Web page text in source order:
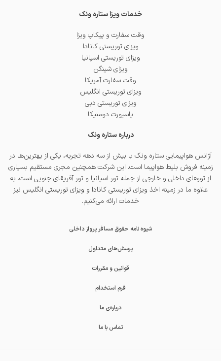
خدمات ویزا ستاره ونک
وقت سفارت و پیکاپ ویزا
ویزای توریستی کانادا
ویزای توریستی اسپانیا
ویزای شینگن
وقت سفارت آمریکا
ویزای توریستی انگلیس
ویزای توریستی دبی
پاسپورت دومنیکا
درباره ستاره ونک
آژانس هواپیمایی ستاره ونک با بیش از سه دهه تجربه، یکی از بهترین‌ها در
زمینه فروش بلیط هواپیما است. این شرکت همچنین مجری مستقیم بسیاری
از تورهای داخلی و خارجی از جمله تور اسپانیا و تور آفریقای جنوبی است. به
علاوه ما در زمینه اخذ ویزای توریستی کانادا و ویزای توریستی انگلیس نیز
خدمات ارائه می‌کنیم.
شیوه نامه حقوق مسافر پرواز داخلی
پرسش‌های متداول
قوانین و مقررات
فرم استخدام
درباره‌ی ما
تماس با ما